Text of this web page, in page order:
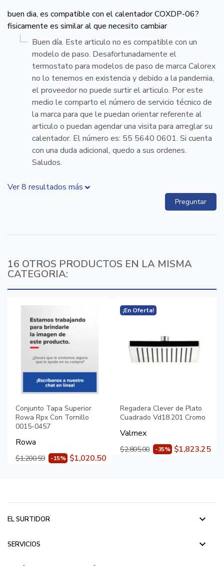
buen dia, es compatible con el calentador COXDP-06?
fisicamente es similar al que necesito cambiar
Buen día. Este articulo no es compatible con un
modelo de paso. Desafortunadamente el
termostato para modelos de paso de marca Calorex
no lo tenemos en existencia y debido a la pandemia,
el proveedor no puede surtir el articulo. Por este
medio le comparto el número de servicio técnico de
la marca para que le puedan orientar referente al
articulo o puedan agendar una visita para arreglar su
calentador. El número es: 55 5640 0601. Si cuenta
con una duda adicional, quedo a sus ordenes.
Saludos.
Ver 8 resultados más
Preguntar
16 OTROS PRODUCTOS EN LA MISMA
CATEGORIA:
Conjunto Tapa Superior
Rowa Rpx Con Tornillo
0015-0457
Rowa
$1,200.59 -15% $1,020.50
¡En Oferta!
Regadera Clever de Plato
Cuadrado Vd18.201 Cromo
Valmex
$2,805.00 -35% $1,823.25
EL SURTIDOR keyboard_arrow_down
SERVICIOS keyboard_arrow_down